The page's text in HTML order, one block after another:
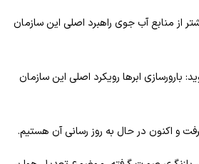
از منابع آب جوی راهبرد اصلی این سازمان
بارورسازی ابرها رویکرد اصلی این سازمان